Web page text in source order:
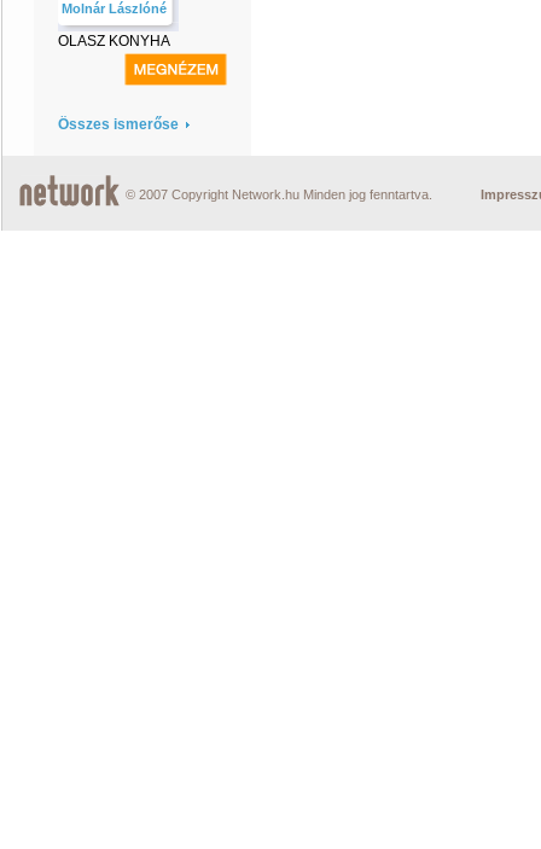
Molnár Lászlóné
OLASZ KONYHA
Összes ismerőse
© 2007 Copyright Network.hu Minden jog fenntartva.